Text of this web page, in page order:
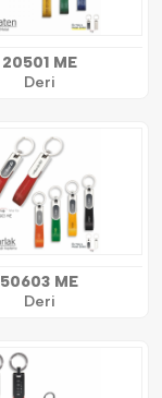
20501 ME
Deri
50603 ME
Deri